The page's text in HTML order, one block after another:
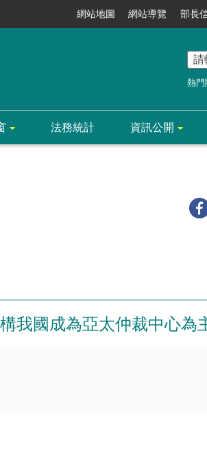
網站地圖 網站導覽 部長
熱門
法務統計 資訊公開
我國成為亞太仲裁中心為